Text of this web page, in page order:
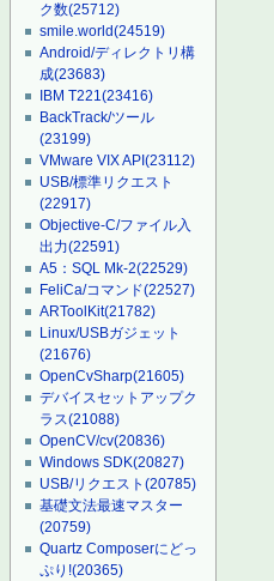
ク数(25712)
smile.world(24519)
Android/ディレクトリ構
成(23683)
IBM T221(23416)
BackTrack/ツール
(23199)
VMware VIX API(23112)
USB/標準リクエスト
(22917)
Objective-C/ファイル入
出力(22591)
A5：SQL Mk-2(22529)
FeliCa/コマンド(22527)
ARToolKit(21782)
Linux/USBガジェット
(21676)
OpenCvSharp(21605)
デバイスセットアップク
ラス(21088)
OpenCV/cv(20836)
Windows SDK(20827)
USB/リクエスト(20785)
基礎文法最速マスター
(20759)
Quartz Composerにどっ
ぷり!(20365)